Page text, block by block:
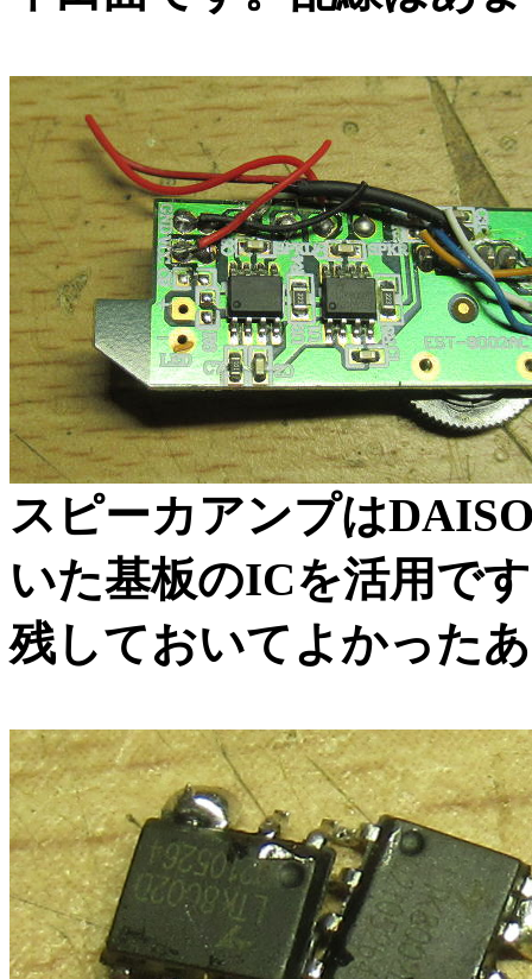
スピーカアンプは
いた基板のICを活用で
残しておいてよかった